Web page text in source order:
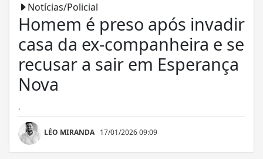
Notícias/Policial
Homem é preso após invadir
casa da ex-companheira e se
recusar a sair em Esperança
Nova
.
LÉO MIRANDA 17/01/2026 09:09